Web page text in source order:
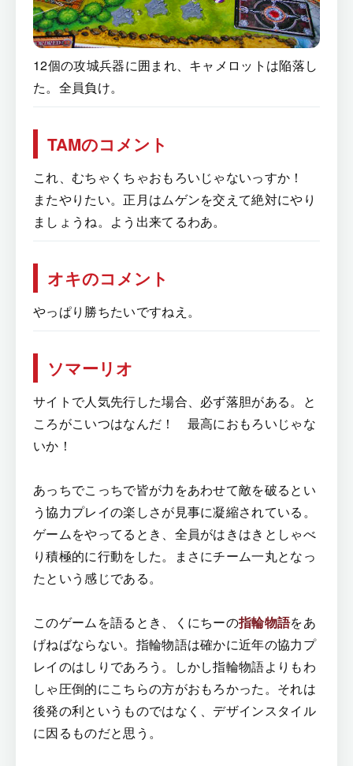
12個の攻城兵器に囲まれ、キャメロットは陥落し
た。全員負け。
TAMのコメント
これ、むちゃくちゃおもろいじゃないっすか！
またやりたい。正月はムゲンを交えて絶対にやり
ましょうね。よう出来てるわあ。
オキのコメント
やっぱり勝ちたいですねえ。
ソマーリオ
サイトで人気先行した場合、必ず落胆がある。と
ころがこいつはなんだ！ 最高におもろいじゃな
いか！
あっちでこっちで皆が力をあわせて敵を破るとい
う協力プレイの楽しさが見事に凝縮されている。
ゲームをやってるとき、全員がはきはきとしゃべ
り積極的に行動をした。まさにチーム一丸となっ
たという感じである。
このゲームを語るとき、くにちーの指輪物語をあ
げねばならない。指輪物語は確かに近年の協力プ
レイのはしりであろう。しかし指輪物語よりもわ
しゃ圧倒的にこちらの方がおもろかった。それは
後発の利というものではなく、デザインスタイル
に因るものだと思う。